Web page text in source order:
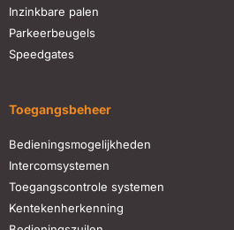
Inzinkbare palen
Parkeerbeugels
Speedgates
Toegangsbeheer
Bedieningsmogelijkheden
Intercomsystemen
Toegangscontrole systemen
Kentekenherkenning